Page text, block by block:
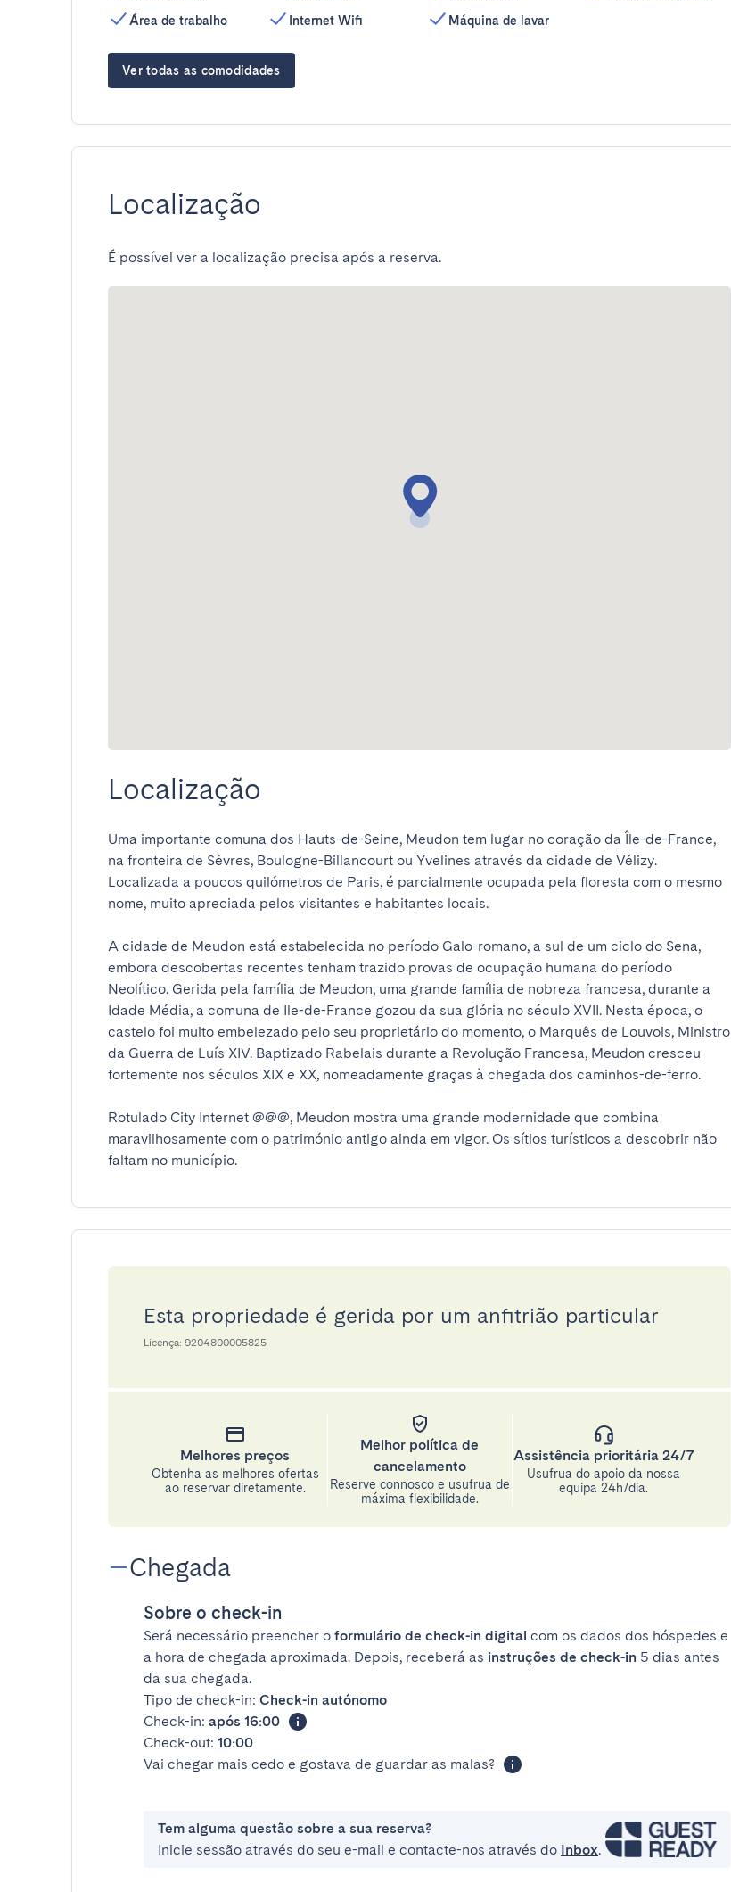
Área de trabalho
Internet Wifi
Máquina de lavar
Ver todas as comodidades
Localização
É possível ver a localização precisa após a reserva.
Localização
Uma importante comuna dos Hauts-de-Seine, Meudon tem lugar no coração da Île-de-France,
na fronteira de Sèvres, Boulogne-Billancourt ou Yvelines através da cidade de Vélizy.
Localizada a poucos quilómetros de Paris, é parcialmente ocupada pela floresta com o mesmo
nome, muito apreciada pelos visitantes e habitantes locais.
A cidade de Meudon está estabelecida no período Galo-romano, a sul de um ciclo do Sena,
embora descobertas recentes tenham trazido provas de ocupação humana do período
Neolítico. Gerida pela família de Meudon, uma grande família de nobreza francesa, durante a
Idade Média, a comuna de Ile-de-France gozou da sua glória no século XVII. Nesta época, o
castelo foi muito embelezado pelo seu proprietário do momento, o Marquês de Louvois, Ministro
da Guerra de Luís XIV. Baptizado Rabelais durante a Revolução Francesa, Meudon cresceu
fortemente nos séculos XIX e XX, nomeadamente graças à chegada dos caminhos-de-ferro.
Rotulado City Internet @@@, Meudon mostra uma grande modernidade que combina
maravilhosamente com o património antigo ainda em vigor. Os sítios turísticos a descobrir não
faltam no município.
Esta propriedade é gerida por um anfitrião particular
Licença: 9204800005825
Melhores preços
Obtenha as melhores ofertas
ao reservar diretamente.
Melhor política de
cancelamento
Reserve connosco e usufrua de
máxima flexibilidade.
Assistência prioritária 24/7
Usufrua do apoio da nossa
equipa 24h/dia.
Chegada
Sobre o check-in
Será necessário preencher o formulário de check-in digital com os dados dos hóspedes e
a hora de chegada aproximada. Depois, receberá as instruções de check-in 5 dias antes
da sua chegada.
Tipo de check-in: Check-in autónomo
Check-in: após 16:00
Check-out: 10:00
Vai chegar mais cedo e gostava de guardar as malas?
Tem alguma questão sobre a sua reserva?
Inicie sessão através do seu e-mail e contacte-nos através do Inbox.